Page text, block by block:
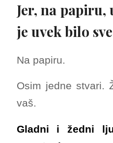
Jer, na papiru,
je uvek bilo
Na papiru.
Osim jedne stvari.
vaš.
Gladni i žedni